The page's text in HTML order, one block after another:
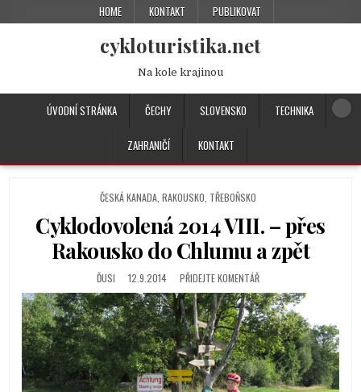
HOME KONTAKT PUBLIKOVAT
cykloturistika.net
Na kole krajinou
ÚVODNÍ STRÁNKA ČECHY SLOVENSKO TECHNIKA
ZAHRANIČÍ KONTAKT
P
S
T
E
I
N
ČESKÁ KANADA, RAKOUSKO TŘEBOŇSKO
Cyklodovolená 2014 VIII. – přes
Rakousko do Chlumu a zpět
ĎUSI 12.9.2014 PŘIDEJTE KOMENTÁŘ